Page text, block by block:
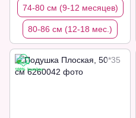
74-80 см (9-12 месяцев)
80-86 см (12-18 мес.)